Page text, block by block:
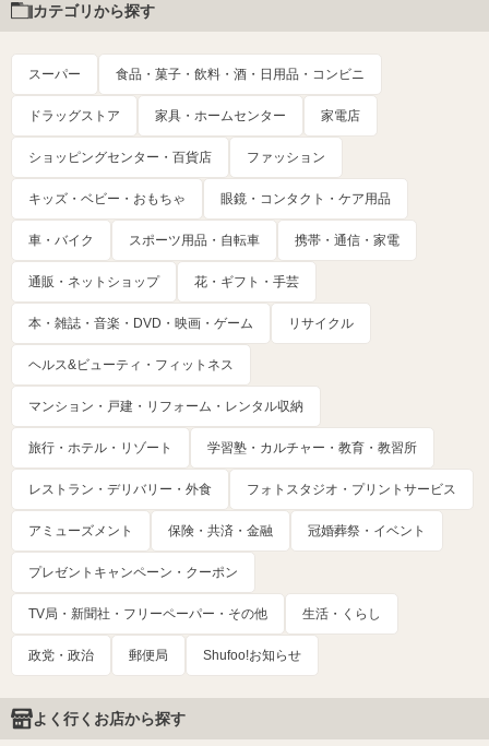
カテゴリから探す
スーパー 食品・菓子・飲料・酒・日用品・コンビニ
ドラッグストア 家具・ホームセンター 家電店
ショッピングセンター・百貨店 ファッション
キッズ・ベビー・おもちゃ 眼鏡・コンタクト・ケア用品
車・バイク スポーツ用品・自転車 携帯・通信・家電
通販・ネットショップ 花・ギフト・手芸
本・雑誌・音楽・DVD・映画・ゲーム リサイクル
ヘルス&ビューティ・フィットネス
マンション・戸建・リフォーム・レンタル収納
旅行・ホテル・リゾート 学習塾・カルチャー・教育・教習所
レストラン・デリバリー・外食 フォトスタジオ・プリントサービス
アミューズメント 保険・共済・金融 冠婚葬祭・イベント
プレゼントキャンペーン・クーポン
TV局・新聞社・フリーペーパー・その他 生活・くらし
政党・政治 郵便局 Shufoo!お知らせ
よく行くお店から探す